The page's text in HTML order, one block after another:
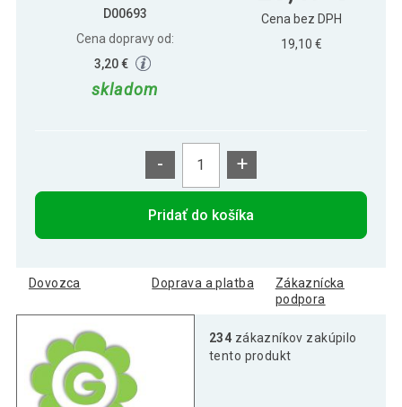
Záhradný vonkajší Mini BBQ gril zelený
D00693
Cena dopravy od:
3,20 €
skladom
Cena bez DPH
19,10 €
- +
Pridať do košíka
Dovozca Doprava a platba
Zákaznícka
podpora
234 zákazníkov zakúpilo
tento produkt